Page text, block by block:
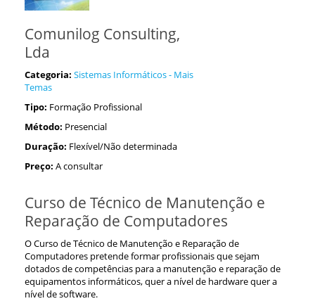
Comunilog Consulting,
Lda
Categoria: Sistemas Informáticos - Mais
Temas
Tipo: Formação Profissional
Método: Presencial
Duração: Flexível/Não determinada
Preço: A consultar
Curso de Técnico de Manutenção e
Reparação de Computadores
O Curso de Técnico de Manutenção e Reparação de
Computadores pretende formar profissionais que sejam
dotados de competências para a manutenção e reparação de
equipamentos informáticos, quer a nível de hardware quer a
nível de software.